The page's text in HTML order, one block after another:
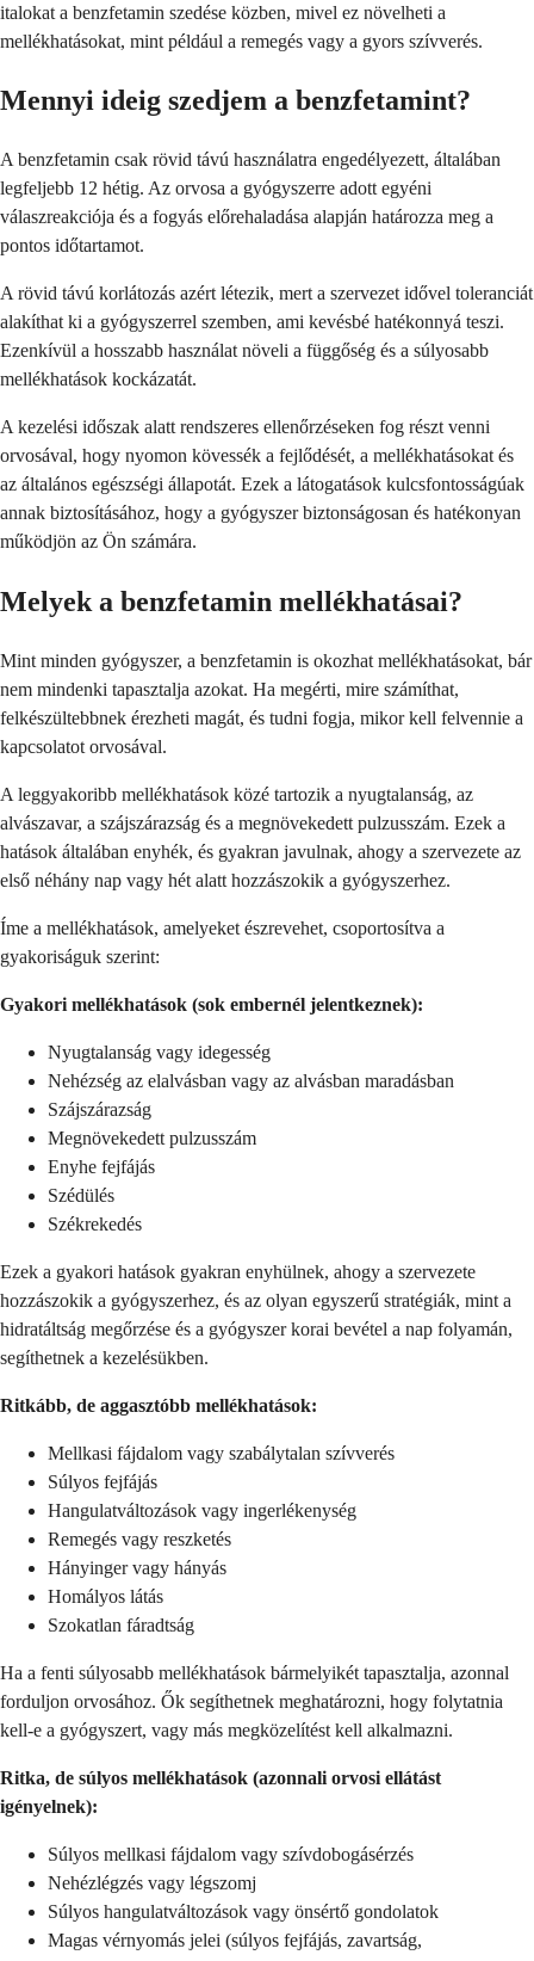
italokat a benzfetamin szedése közben, mivel ez növelheti a
mellékhatásokat, mint például a remegés vagy a gyors szívverés.
Mennyi ideig szedjem a benzfetamint?
A benzfetamin csak rövid távú használatra engedélyezett, általában
legfeljebb 12 hétig. Az orvosa a gyógyszerre adott egyéni
válaszreakciója és a fogyás előrehaladása alapján határozza meg a
pontos időtartamot.
A rövid távú korlátozás azért létezik, mert a szervezet idővel toleranciát
alakíthat ki a gyógyszerrel szemben, ami kevésbé hatékonnyá teszi.
Ezenkívül a hosszabb használat növeli a függőség és a súlyosabb
mellékhatások kockázatát.
A kezelési időszak alatt rendszeres ellenőrzéseken fog részt venni
orvosával, hogy nyomon kövessék a fejlődését, a mellékhatásokat és
az általános egészségi állapotát. Ezek a látogatások kulcsfontosságúak
annak biztosításához, hogy a gyógyszer biztonságosan és hatékonyan
működjön az Ön számára.
Melyek a benzfetamin mellékhatásai?
Mint minden gyógyszer, a benzfetamin is okozhat mellékhatásokat, bár
nem mindenki tapasztalja azokat. Ha megérti, mire számíthat,
felkészültebbnek érezheti magát, és tudni fogja, mikor kell felvennie a
kapcsolatot orvosával.
A leggyakoribb mellékhatások közé tartozik a nyugtalanság, az
alvászavar, a szájszárazság és a megnövekedett pulzusszám. Ezek a
hatások általában enyhék, és gyakran javulnak, ahogy a szervezete az
első néhány nap vagy hét alatt hozzászokik a gyógyszerhez.
Íme a mellékhatások, amelyeket észrevehet, csoportosítva a
gyakoriságuk szerint:
Gyakori mellékhatások (sok embernél jelentkeznek):
Nyugtalanság vagy idegesség
Nehézség az elalvásban vagy az alvásban maradásban
Szájszárazság
Megnövekedett pulzusszám
Enyhe fejfájás
Szédülés
Székrekedés
Ezek a gyakori hatások gyakran enyhülnek, ahogy a szervezete
hozzászokik a gyógyszerhez, és az olyan egyszerű stratégiák, mint a
hidratáltság megőrzése és a gyógyszer korai bevétel a nap folyamán,
segíthetnek a kezelésükben.
Ritkább, de aggasztóbb mellékhatások:
Mellkasi fájdalom vagy szabálytalan szívverés
Súlyos fejfájás
Hangulatváltozások vagy ingerlékenység
Remegés vagy reszketés
Hányinger vagy hányás
Homályos látás
Szokatlan fáradtság
Ha a fenti súlyosabb mellékhatások bármelyikét tapasztalja, azonnal
forduljon orvosához. Ők segíthetnek meghatározni, hogy folytatnia
kell-e a gyógyszert, vagy más megközelítést kell alkalmazni.
Ritka, de súlyos mellékhatások (azonnali orvosi ellátást
igényelnek):
Súlyos mellkasi fájdalom vagy szívdobogásérzés
Nehézlégzés vagy légszomj
Súlyos hangulatváltozások vagy önsértő gondolatok
Magas vérnyomás jelei (súlyos fejfájás, zavartság,